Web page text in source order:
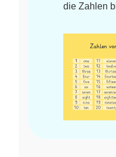
die Zahlen